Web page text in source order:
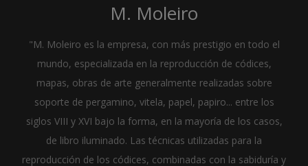
M. Moleiro
"M. Moleiro es la empresa, con más prestigio en todo el
mundo, especializada en la reproducción de códices,
mapas, obras de arte generalmente realizadas sobre
soporte de pergamino, vitela, papel, papiro... entre los
siglos VIII y XVI bajo la forma, en la mayoría de los casos,
de libro iluminado. Las técnicas utilizadas para la
reproducción de los códices, combinadas con la sabiduría y